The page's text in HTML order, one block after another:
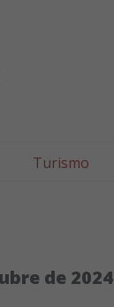
Turismo
de 2024